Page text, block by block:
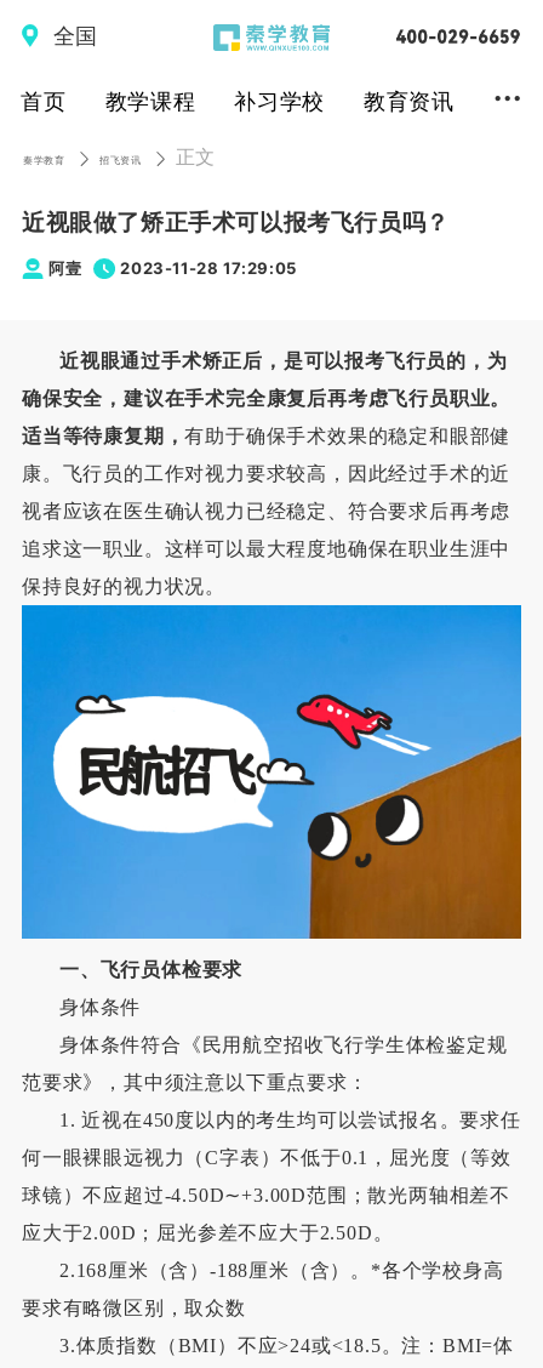
全国
首页 教学课程 补习学校 教育资讯 ...
秦学教育 招飞资讯 正文
近视眼做了矫正手术可以报考飞行员吗？
阿壹 2023-11-28 17:29:05
近视眼通过手术矫正后， 是可以报考飞行员的， 为
确保安全，建议在手术完全康复后再考虑飞行员职业。
适当等待康复期，有助于确保手术效果的稳定和眼部健
康。飞行员的工作对视力要求较高，因此经过手术的近
视者应该在医生确认视力已经稳定、符合要求后再考虑
追求这一职业。这样可以最大程度地确保在职业生涯中
保持良好的视力状况。
一、 飞行员体检要求
身体条件
身体条件符合《民用航空招收飞行学生体检鉴定规
范要求》，其中须注意以下重点要求：
1.近视在450度以内的考生均可以尝试报名。要求任
何一眼裸眼远视力（C字表）不低于0.1，屈光度（等效
球镜）不应超过-4.50D∼+3.00D范围；散光两轴相差不
应大于2.00D；屈光参差不应大于2.50D。
2.168厘米（含）-188厘米（含）。*各个学校身高
要求有略微区别，取众数
3.体质指数（BMI）不应>24或<18.5。注：BMI=体